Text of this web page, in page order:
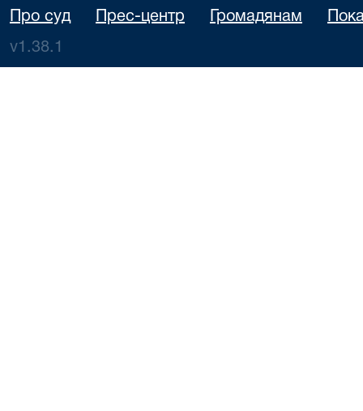
Про суд Прес-центр Громадянам
v1.38.1